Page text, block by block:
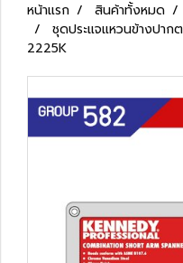
หน้าแรก สินค้าทั้งหมด
ชุดประแจแหวนข้างปา
2225K